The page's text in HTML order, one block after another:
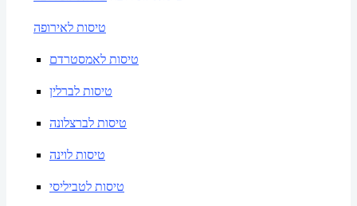
טיסות לאירופה
טיסות לאמסטרדם
טיסות לברלין
טיסות לברצלונה
טיסות לוינה
טיסות לטביליסי